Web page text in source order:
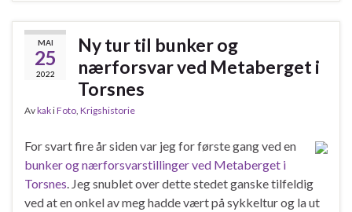
MAI
25
2022
Ny tur til bunker og
nærforsvar ved Metaberget i
Torsnes
AvkakiFoto Krigshistorie
For svart fire år siden var jeg for første gang ved en
bunker og nærforsvarstillinger ved Metaberget i
Torsnes . Jeg snublet over dette stedet ganske tilfeldig
ved at en onkel av meg hadde vært på sykkeltur og la ut